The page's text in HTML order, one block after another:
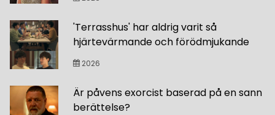
'Terrasshus' har aldrig varit så
hjärtevärmande och förödmjukande
2026
Är påvens exorcist baserad på en sann
berättelse?